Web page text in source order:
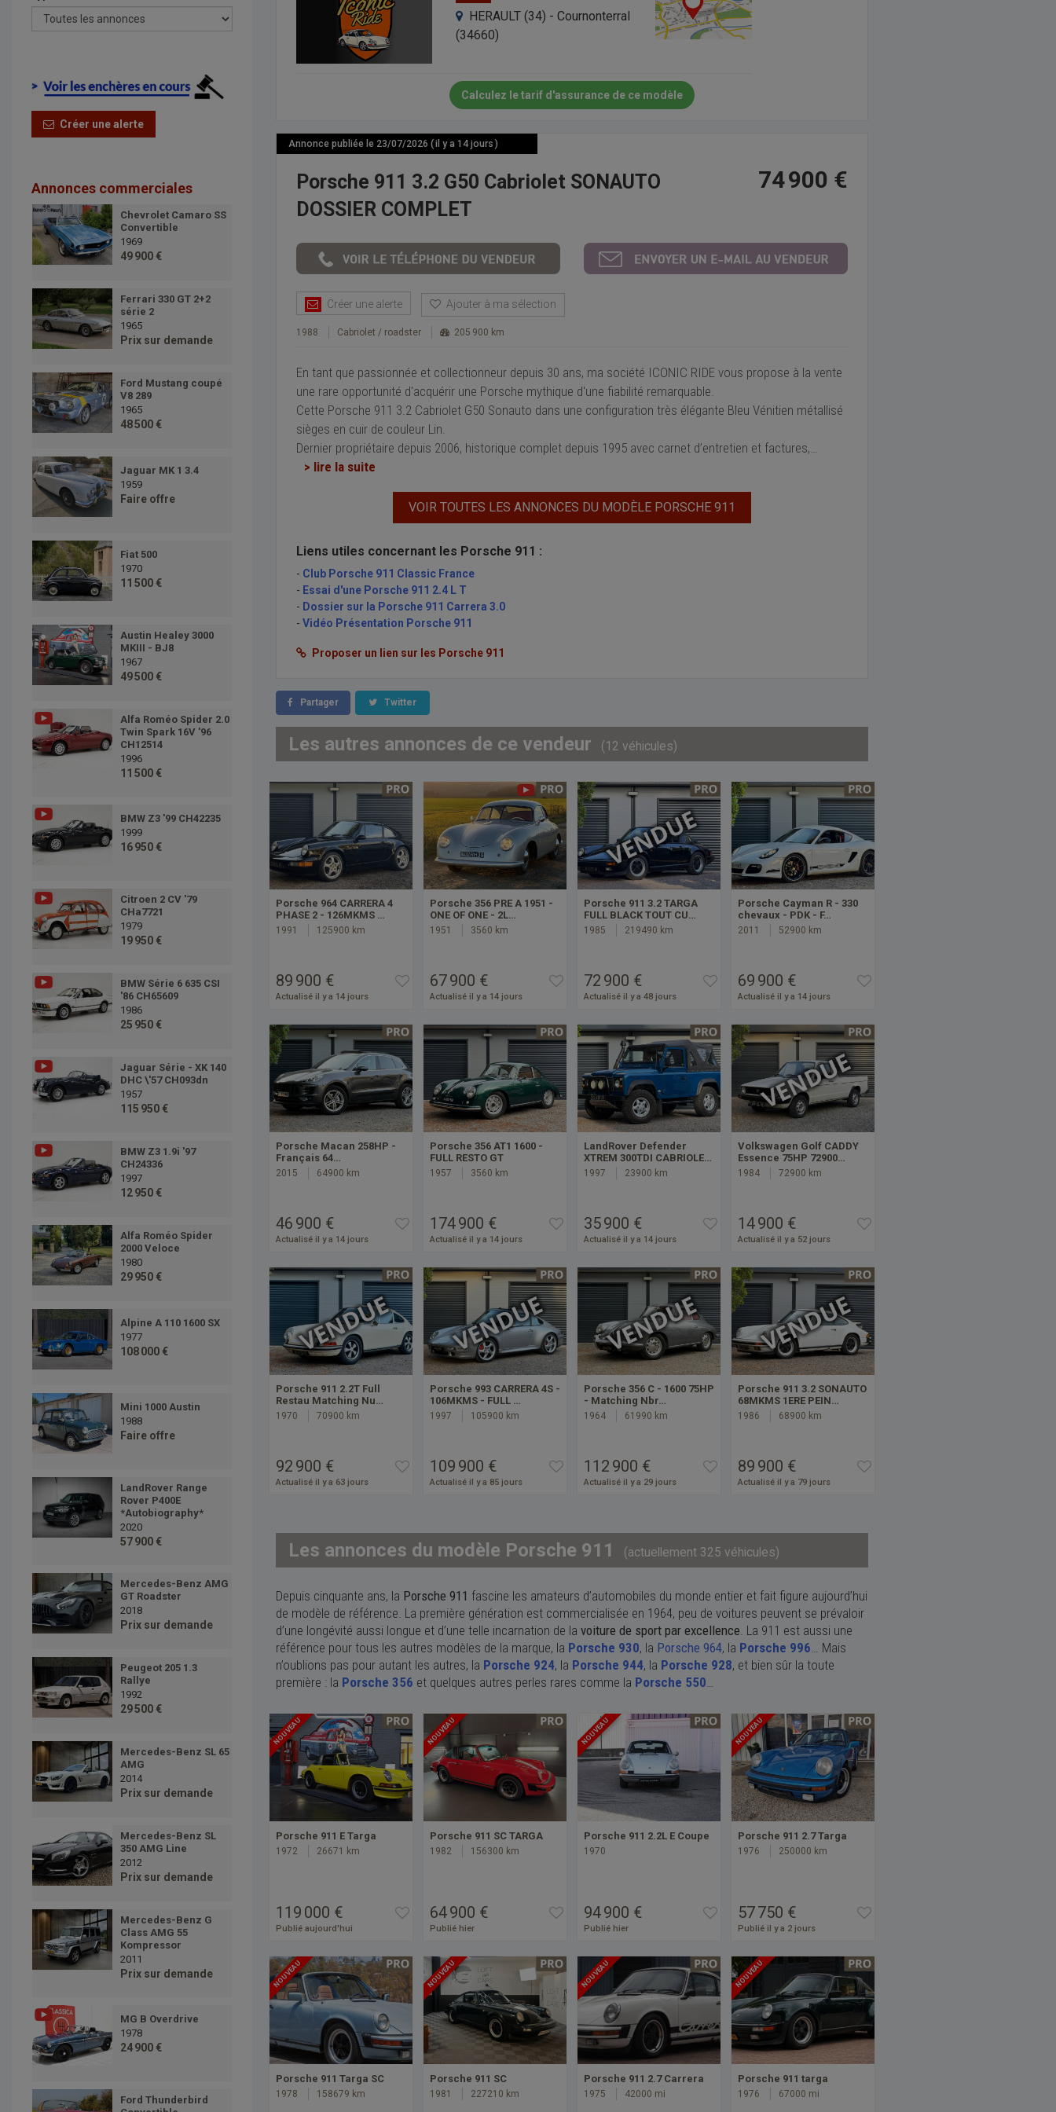
Créer une alerte
Annonces commerciales
Chevrolet Camaro SS
Convertible
1969
49 900 €
Ferrari 330 GT 2+2
série 2
1965
Prix sur demande
Ford Mustang coupé
V8 289
1965
48 500 €
Jaguar MK 1 3.4
1959
Faire offre
Fiat 500
1970
11 500 €
Austin Healey 3000
MKIII - BJ8
1967
49 500 €
Alfa Roméo Spider 2.0
Twin Spark 16V '96
CH12514
1996
11 500 €
BMW Z3 '99 CH42235
1999
16 950 €
Citroen 2 CV '79
CHa7721
1979
19 950 €
BMW Série 6 635 CSI
'86 CH65609
1986
25 950 €
Jaguar Série - XK 140
DHC \'57 CH093dn
1957
115 950 €
BMW Z3 1.9i '97
CH24336
1997
12 950 €
Alfa Roméo Spider
2000 Veloce
1980
29 950 €
Alpine A 110 1600 SX
1977
108 000 €
Mini 1000 Austin
1988
Faire offre
LandRover Range
Rover P400E
*Autobiography*
2020
57 900 €
Mercedes-Benz AMG
GT Roadster
2018
Prix sur demande
Peugeot 205 1.3
Rallye
1992
29 500 €
Mercedes-Benz SL 65
AMG
2014
Prix sur demande
Mercedes-Benz SL
350 AMG Line
2012
Prix sur demande
Mercedes-Benz G
Class AMG 55
Kompressor
2011
Prix sur demande
MG B Overdrive
1978
24 900 €
Ford Thunderbird
HERAULT (34) - Cournonterral
(34660)
Calculez le tarif d'assurance de ce modèle
Annonce publiée le 23/07/2026 ( il y a 14 jours )
Porsche 911 3.2 G50 Cabriolet SONAUTO
DOSSIER COMPLET
74 900 €
Créer une alerte Ajouter à ma sélection
1988 Cabriolet / roadster 205 900 km
En tant que passionnée et collectionneur depuis 30 ans, ma société ICONIC RIDE vous propose à la vente
une rare opportunité d'acquérir une Porsche mythique d'une fiabilité remarquable.
Cette Porsche 911 3.2 Cabriolet G50 Sonauto dans une configuration très élégante Bleu Vénitien métallisé
sièges en cuir de couleur Lin.
Dernier propriétaire depuis 2006, historique complet depuis 1995 avec carnet d’entretien et factures,…
> lire la suite
VOIR TOUTES LES ANNONCES DU MODÈLE PORSCHE 911
Liens utiles concernant les Porsche 911 :
- Club Porsche 911 Classic France
- Essai d'une Porsche 911 2.4 L T
- Dossier sur la Porsche 911 Carrera 3.0
- Vidéo Présentation Porsche 911
Proposer un lien sur les Porsche 911
Partager Twitter
Les autres annonces de ce vendeur (12 véhicules)
Porsche 964 CARRERA 4
PHASE 2 - 126MKMS …
1991 125900 km
89 900 €
Actualisé il y a 14 jours
Porsche 356 PRE A 1951 -
ONE OF ONE - 2L…
1951 3560 km
67 900 €
Actualisé il y a 14 jours
Porsche 911 3.2 TARGA
FULL BLACK TOUT CU…
1985 219490 km
72 900 €
Actualisé il y a 48 jours
Porsche Cayman R - 330
chevaux - PDK - F…
2011 52900 km
69 900 €
Actualisé il y a 14 jours
Porsche Macan 258HP -
Français 64…
2015 64900 km
46 900 €
Actualisé il y a 14 jours
Porsche 356 AT1 1600 -
FULL RESTO GT
1957 3560 km
174 900 €
Actualisé il y a 14 jours
LandRover Defender
XTREM 300TDI CABRIOLE…
1997 23900 km
35 900 €
Actualisé il y a 14 jours
Volkswagen Golf CADDY
Essence 75HP 72900…
1984 72900 km
14 900 €
Actualisé il y a 52 jours
Porsche 911 2.2T Full
Restau Matching Nu…
1970 70900 km
92 900 €
Actualisé il y a 63 jours
Porsche 993 CARRERA 4S -
106MKMS - FULL …
1997 105900 km
109 900 €
Actualisé il y a 85 jours
Porsche 356 C - 1600 75HP
- Matching Nbr…
1964 61990 km
112 900 €
Actualisé il y a 29 jours
Porsche 911 3.2 SONAUTO
68MKMS 1ERE PEIN…
1986 68900 km
89 900 €
Actualisé il y a 79 jours
Les annonces du modèle Porsche 911 (actuellement 325 véhicules)
Depuis cinquante ans, la Porsche 911 fascine les amateurs d’automobiles du monde entier et fait figure aujourd’hui
de modèle de référence. La première génération est commercialisée en 1964, peu de voitures peuvent se prévaloir
d’une longévité aussi longue et d’une telle incarnation de la voiture de sport par excellence. La 911 est aussi une
référence pour tous les autres modèles de la marque, la Porsche 930, la Porsche 964, la Porsche 996… Mais
n’oublions pas pour autant les autres, la Porsche 924, la Porsche 944, la Porsche 928, et bien sûr la toute
première : la Porsche 356 et quelques autres perles rares comme la Porsche 550…
NOUVEAU
Porsche 911 E Targa
1972 26671 km
119 000 €
Publié aujourd'hui
NOUVEAU
Porsche 911 SC TARGA
1982 156300 km
64 900 €
Publié hier
NOUVEAU
Porsche 911 2.2L E Coupe
1970
94 900 €
Publié hier
NOUVEAU
Porsche 911 2.7 Targa
1976 250000 km
57 750 €
Publié il y a 2 jours
NOUVEAU
Porsche 911 Targa SC
1978 158679 km
NOUVEAU
Porsche 911 SC
1981 227210 km
NOUVEAU
Porsche 911 2.7 Carrera
1975 42000 mi
NOUVEAU
Porsche 911 targa
1976 67000 mi